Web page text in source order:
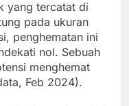
yang tercatat di
pada ukuran
penghematan ini
nol. Sebuah
menghemat
Feb 2024).